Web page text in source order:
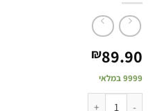
₪89.90
9999 במלאי
כמות של שבלונות ספרות ענק A3